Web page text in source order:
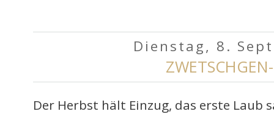
Dienstag, 8.
Der Herbst hält Einzug, das erste Laub